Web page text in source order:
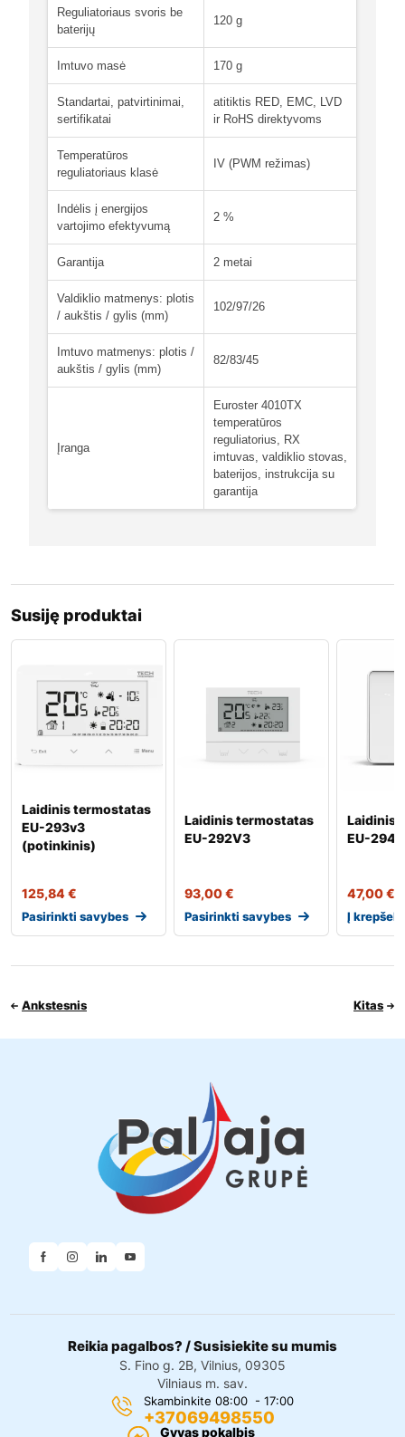
Reguliatoriaus svoris be
baterijų
120 g
Imtuvo masė 170 g
Standartai, patvirtinimai,
sertifikatai
atitiktis RED, EMC, LVD
ir RoHS direktyvoms
Temperatūros
reguliatoriaus klasė
IV (PWM režimas)
Indėlis į energijos
vartojimo efektyvumą
2 %
Garantija 2 metai
Valdiklio matmenys: plotis
/ aukštis / gylis (mm)
102/97/26
Imtuvo matmenys: plotis /
aukštis / gylis (mm)
82/83/45
Įranga
Euroster 4010TX
temperatūros
reguliatorius, RX
imtuvas, valdiklio stovas,
baterijos, instrukcija su
garantija
Susiję produktai
Laidinis termostatas
EU-293v3
(potinkinis)
125,84€
Pasirinkti savybes
Laidinis termostatas
EU-292V3
93,00€
Pasirinkti savybes
Laidinis
EU-
47,00€
Į krepšelį
Ankstesnis Kitas
Reikia pagalbos? / Susisiekite su mumis
S. Fino g. 2B, Vilnius, 09305
Vilniaus m. sav.
Skambinkite 08:00 - 17:00
+37069498550
Gyvas pokalbis